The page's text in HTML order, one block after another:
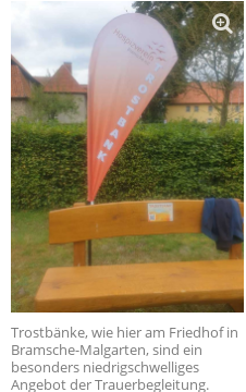
Trostbänke, wie hier am Friedhof in
Bramsche-Malgarten, sind ein
besonders niedrigschwelliges
Angebot der Trauerbegleitung.